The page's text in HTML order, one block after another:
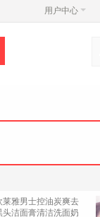
用户中心
莱雅男士控油炭爽去
头洁面膏清洁洗面奶